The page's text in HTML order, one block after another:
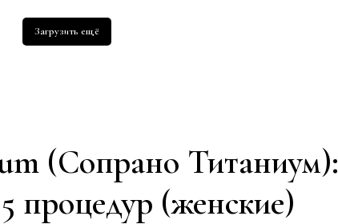
Загрузить ещё
(Сопрано Титаниум):
процедур (женские)